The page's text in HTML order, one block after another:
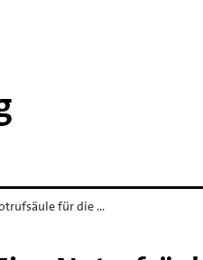
für die …